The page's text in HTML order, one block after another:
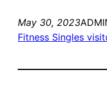
May 30, 2023
Fitness Singles